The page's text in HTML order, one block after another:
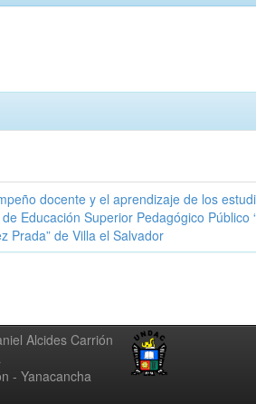
docente y el aprendizaje de los
Educación Superior Pedagógico Público
Prada” de Villa el Salvador
Alcides Carrión
- Yanacancha